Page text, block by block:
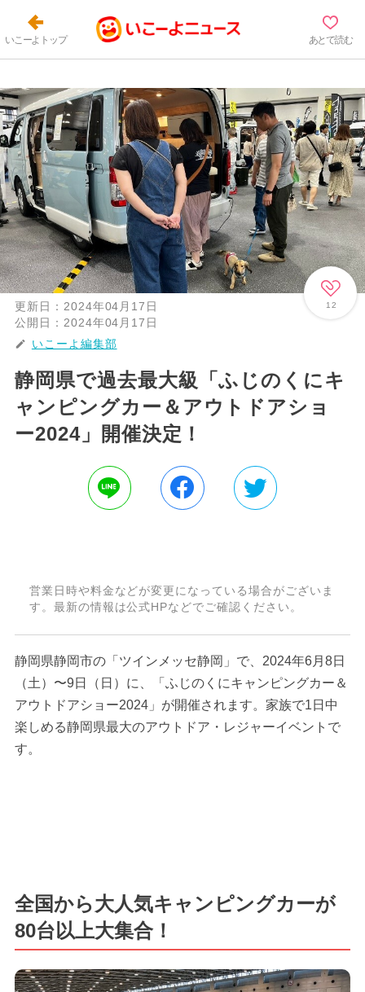
いこーよトップ あとで読む
12
更新日： 2024年04月17日
公開日： 2024年04月17日
いこーよ編集部
静岡県で過去最大級「ふじのくにキ
ャンピングカー＆アウトドアショ
ー2024」開催決定！
営業日時や料金などが変更になっている場合がございま
す。最新の情報は公式HPなどでご確認ください。
静岡県静岡市の「ツインメッセ静岡」で、2024年6月8日
（土）〜9日（日）に、「ふじのくにキャンピングカー＆
アウトドアショー2024」が開催されます。家族で1日中
楽しめる静岡県最大のアウトドア・レジャーイベントで
す。
全国から大人気キャンピングカーが
80台以上大集合！